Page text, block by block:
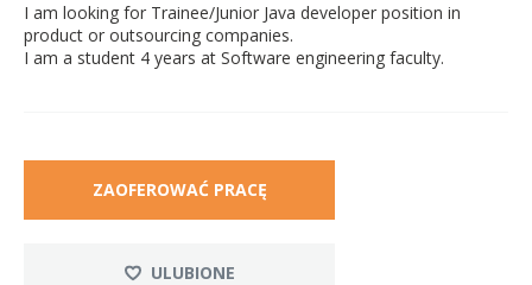
I am looking for Trainee/Junior Java developer position in
product or outsourcing companies.
I am a student 4 years at Software engineering faculty.
ZAOFEROWAĆ PRACĘ
ULUBIONE